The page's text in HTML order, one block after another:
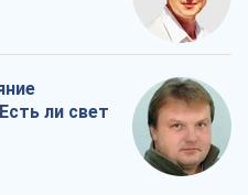
ли свет